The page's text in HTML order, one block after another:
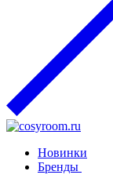
Новинки
Бренды